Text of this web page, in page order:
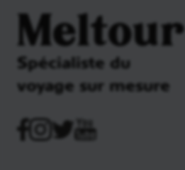
Meltour
Spécialiste du
voyage sur mesure